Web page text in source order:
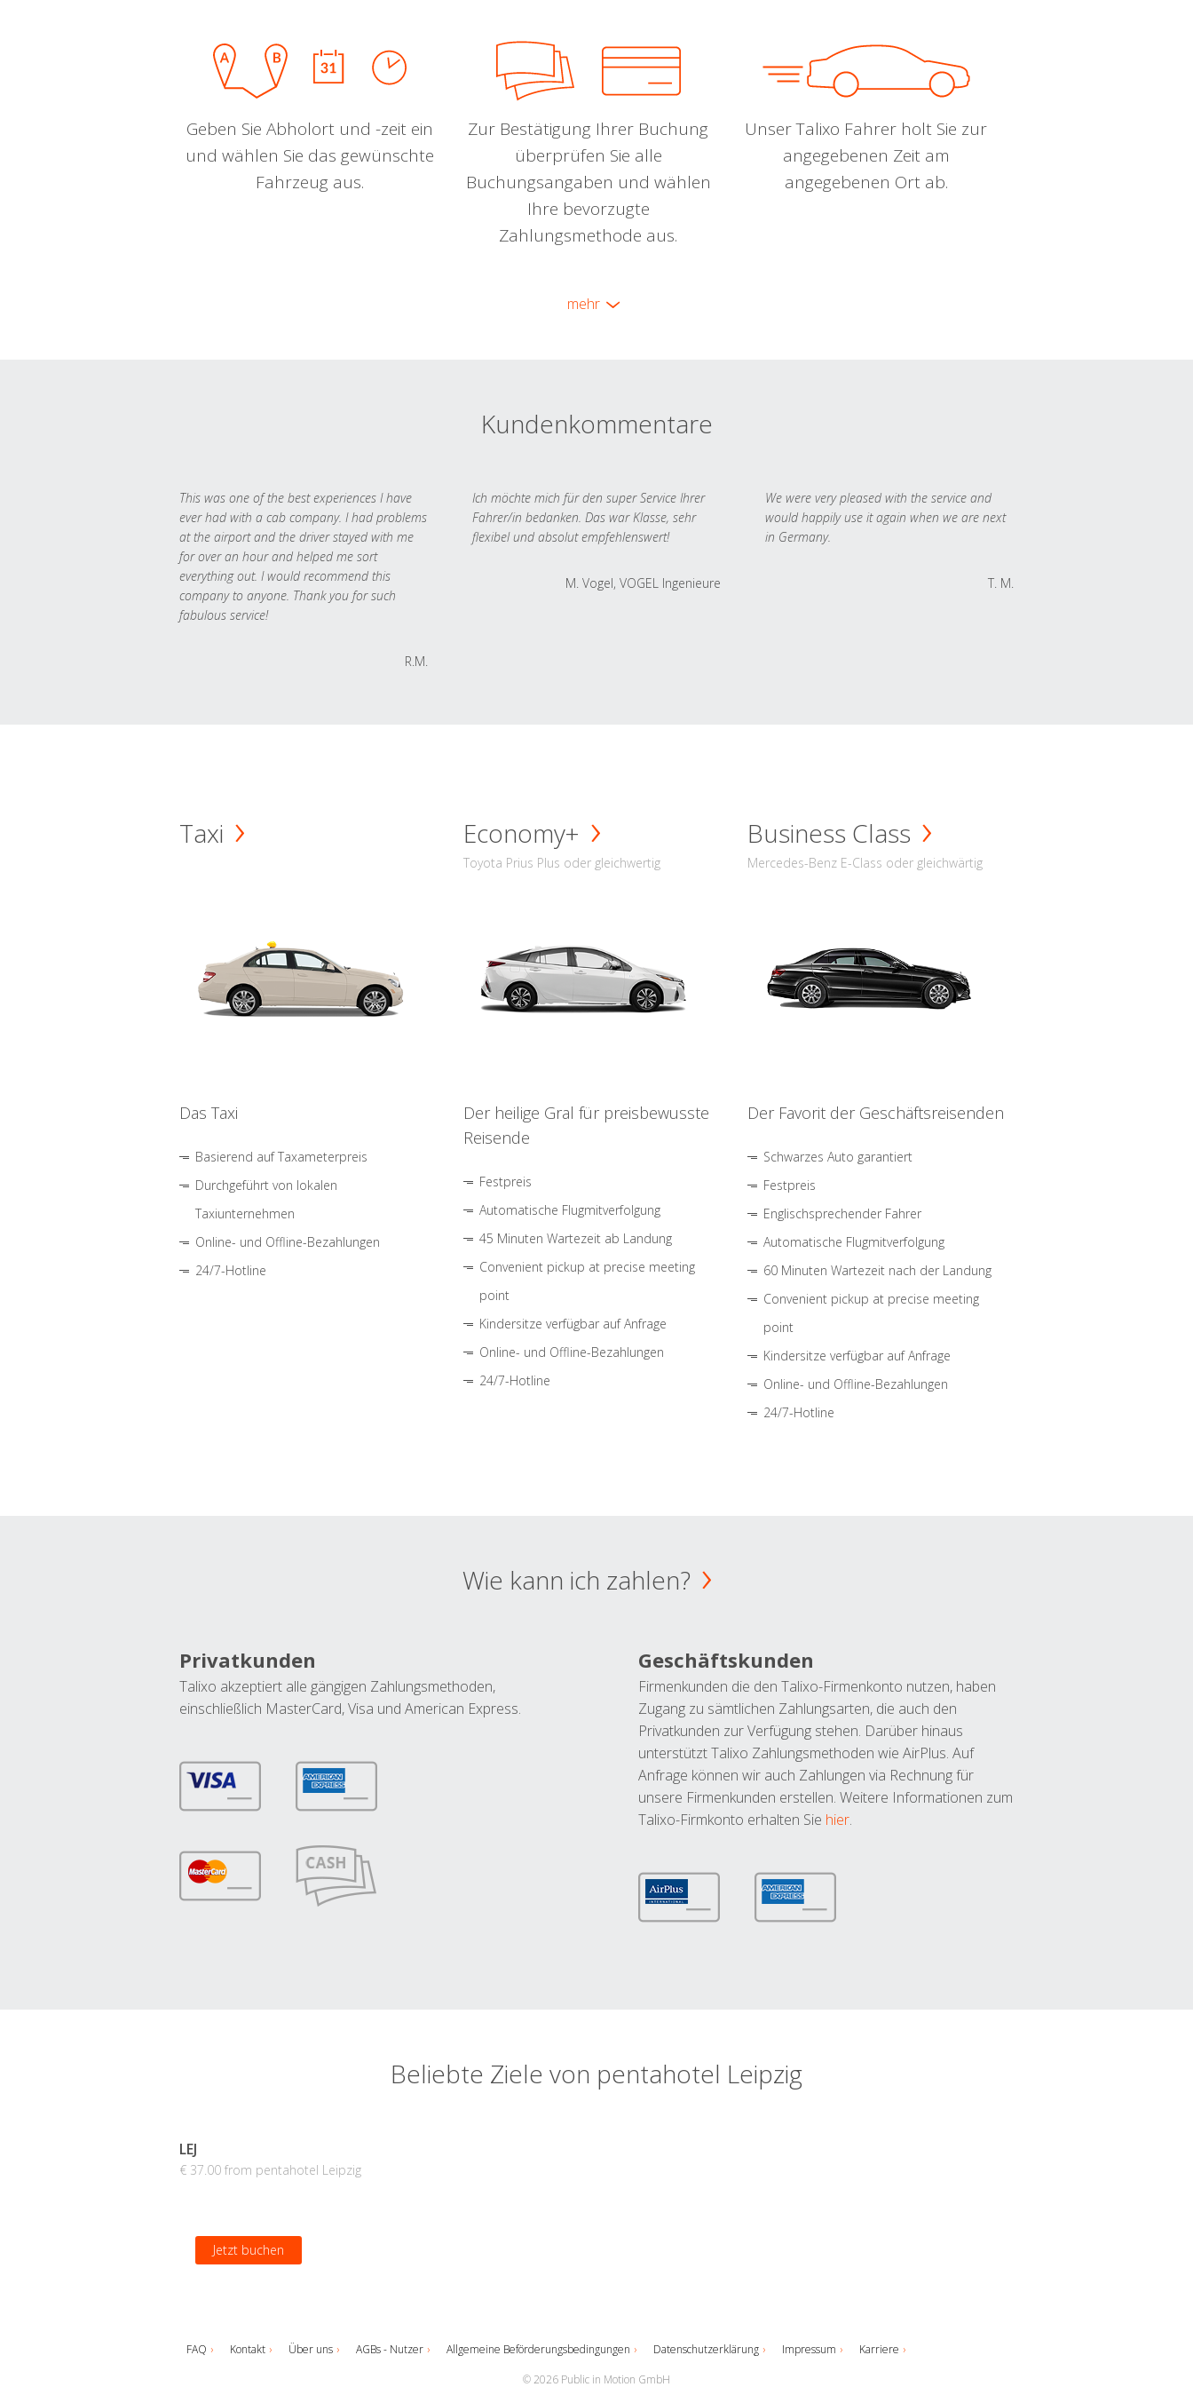
Geben Sie Abholort und -zeit ein
und wählen Sie das gewünschte
Fahrzeug aus.
Zur Bestätigung Ihrer Buchung
überprüfen Sie alle
Buchungsangaben und wählen
Ihre bevorzugte
Zahlungsmethode aus.
Unser Talixo Fahrer holt Sie zur
angegebenen Zeit am
angegebenen Ort ab.
mehr
Kundenkommentare
This was one of the best experiences I have
ever had with a cab company. I had problems
at the airport and the driver stayed with me
for over an hour and helped me sort
everything out. I would recommend this
company to anyone. Thank you for such
fabulous service!
R.M.
Ich möchte mich für den super Service Ihrer
Fahrer/in bedanken. Das war Klasse, sehr
flexibel und absolut empfehlenswert!
M. Vogel, VOGEL Ingenieure
We were very pleased with the service and
would happily use it again when we are next
in Germany.
T. M.
Taxi
Das Taxi
Basierend auf Taxameterpreis
Durchgeführt von lokalen
Taxiunternehmen
Online- und Offline-Bezahlungen
24/7-Hotline
Economy+
Toyota Prius Plus oder gleichwertig
Der heilige Gral für preisbewusste
Reisende
Festpreis
Automatische Flugmitverfolgung
45 Minuten Wartezeit ab Landung
Convenient pickup at precise meeting
point
Kindersitze verfügbar auf Anfrage
Online- und Offline-Bezahlungen
24/7-Hotline
Business Class
Mercedes-Benz E-Class oder gleichwärtig
Der Favorit der Geschäftsreisenden
Schwarzes Auto garantiert
Festpreis
Englischsprechender Fahrer
Automatische Flugmitverfolgung
60 Minuten Wartezeit nach der Landung
Convenient pickup at precise meeting
point
Kindersitze verfügbar auf Anfrage
Online- und Offline-Bezahlungen
24/7-Hotline
Wie kann ich zahlen?
Privatkunden
Talixo akzeptiert alle gängigen Zahlungsmethoden,
einschließlich MasterCard, Visa und American Express.
Geschäftskunden
Firmenkunden die den Talixo-Firmenkonto nutzen, haben
Zugang zu sämtlichen Zahlungsarten, die auch den
Privatkunden zur Verfügung stehen. Darüber hinaus
unterstützt Talixo Zahlungsmethoden wie AirPlus. Auf
Anfrage können wir auch Zahlungen via Rechnung für
unsere Firmenkunden erstellen. Weitere Informationen zum
Talixo-Firmkonto erhalten Sie hier.
Beliebte Ziele von pentahotel Leipzig
LEJ
€ 37.00 from pentahotel Leipzig
Jetzt buchen
FAQ Kontakt Über uns AGBs - Nutzer Allgemeine Beförderungsbedingungen Datenschutzerklärung Impressum
Karriere
© 2026 Public in Motion GmbH